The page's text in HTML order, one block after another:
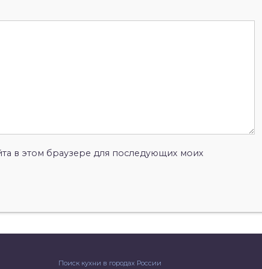
в этом браузере для последующих моих
Поиск кухни в городах России